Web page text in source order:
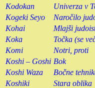
Kodokan
Univerza v
Kogeki Seyo
Naročilo
Kohai
Mlajši
Koka
Točka (se
Komi
Notri, proti
Koshi – Goshi Bok
Koshi Waza
Bočne
Koshiki
Stara oblika